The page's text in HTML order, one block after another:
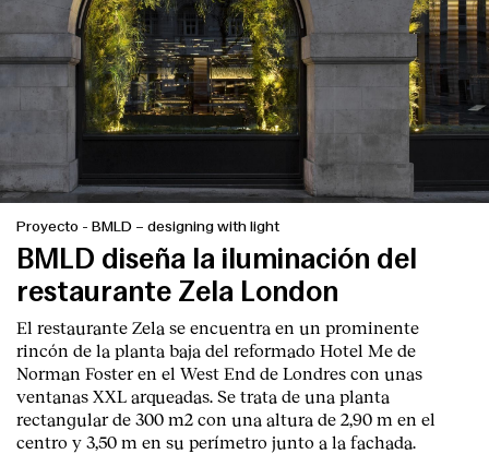
Proyecto - BMLD – designing with light
BMLD diseña la iluminación del
restaurante Zela London
El restaurante Zela se encuentra en un prominente
rincón de la planta baja del reformado Hotel Me de
Norman Foster en el West End de Londres con unas
ventanas XXL arqueadas. Se trata de una planta
rectangular de 300 m2 con una altura de 2,90 m en el
centro y 3,50 m en su perímetro junto a la fachada.